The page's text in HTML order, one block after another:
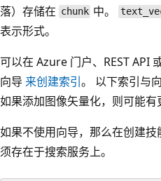
落）存储在 chunk 中。
表示形式。
可以在 Azure 门户、REST API
向导 来创建索引。 以下索引与
如果添加图像矢量化，则可能有
如果不使用向导，那么在创建
须存在于搜索服务上。